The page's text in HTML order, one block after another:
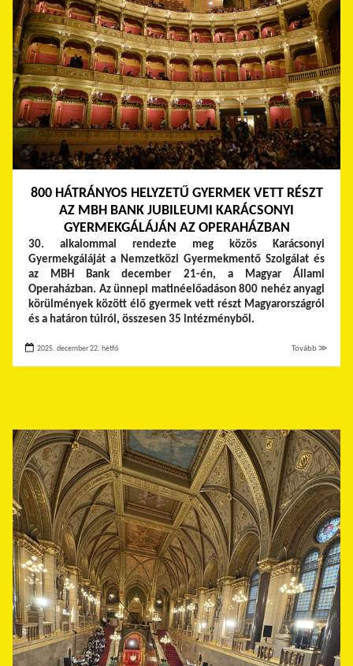
800 HÁTRÁNYOS HELYZETŰ GYERMEK VETT RÉSZT
AZ MBH BANK JUBILEUMI KARÁCSONYI
GYERMEKGÁLÁJÁN AZ OPERAHÁZBAN
30. alkalommal rendezte meg közös Karácsonyi
Gyermekgáláját a Nemzetközi Gyermekmentő Szolgálat és
az MBH Bank december 21-én, a Magyar Állami
Operaházban. Az ünnepi matinéelőadáson 800 nehéz anyagi
körülmények között élő gyermek vett részt Magyarországról
és a határon túlról, összesen 35 intézményből.
2025. december 22. hétfő Tovább ≫